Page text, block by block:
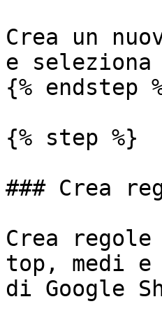
Crea un
e
{% endstep
{% step %}
### Crea
Crea
top, medi e
di Google